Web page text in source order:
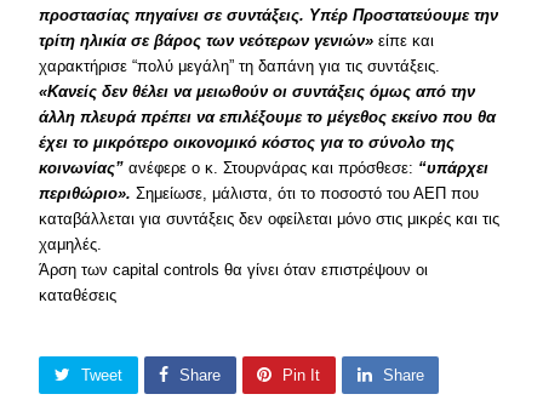
προστασίας πηγαίνει σε συντάξεις. Υπέρ Προστατεύουμε την
τρίτη ηλικία σε βάρος των νεότερων γενιών»είπε και
χαρακτήρισε “πολύ μεγάλη” τη δαπάνη για τις συντάξεις.
«Κανείς δεν θέλει να μειωθούν οι συντάξεις όμως από την
άλλη πλευρά πρέπει να επιλέξουμε το μέγεθος εκείνο που θα
έχει το μικρότερο οικονομικό κόστος για το σύνολο της
κοινωνίας”ανέφερε o κ. Στουρνάρας και πρόσθεσε: “υπάρχει
περιθώριο». Σημείωσε, μάλιστα, ότι το ποσοστό του ΑΕΠ που
καταβάλλεται για συντάξεις δεν οφείλεται μόνο στις μικρές και τις
χαμηλές.
Άρση των capital controls θα γίνει όταν επιστρέψουν οι
καταθέσεις
Tweet Share Pin It Share